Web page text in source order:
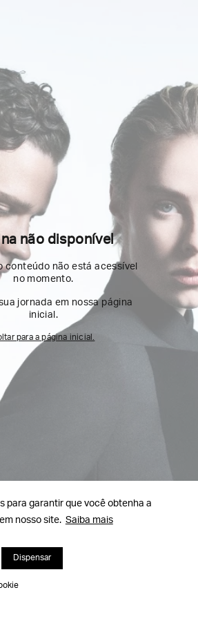
para garantir que você obtenha a
nosso site. Saiba mais
Dispensar
não disponível
conteúdo não está acessível
no momento.
jornada em nossa página
inicial.
para a página inicial.